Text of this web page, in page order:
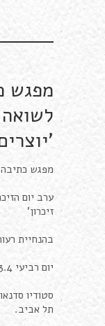
מפגש
מפגש כתיבה
ערב יום
זיכרון'
בהנחיית
יום רביעי 23.4, בשעות 20:00-21:30
תל אביב.